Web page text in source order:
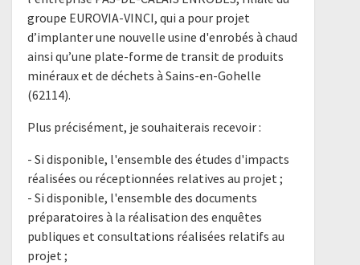
groupe EUROVIA-VINCI, qui a pour projet
d’implanter une nouvelle usine d'enrobés à chaud
ainsi qu’une plate-forme de transit de produits
minéraux et de déchets à Sains-en-Gohelle
(62114).
Plus précisément, je souhaiterais recevoir :
- Si disponible, l'ensemble des études d'impacts
réalisées ou réceptionnées relatives au projet ;
- Si disponible, l'ensemble des documents
préparatoires à la réalisation des enquêtes
publiques et consultations réalisées relatifs au
projet ;